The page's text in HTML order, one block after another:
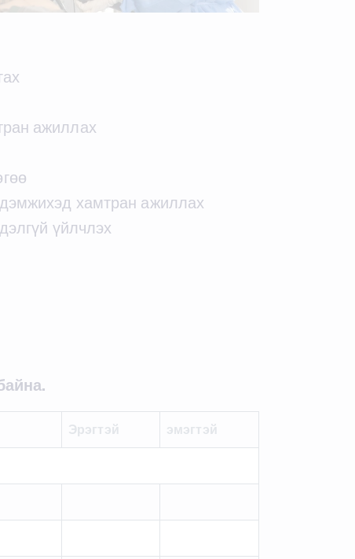
ажиллах
дэмжихэд хамтран ажиллах
үйлчлэх
Эрэгтэй эмэгтэй